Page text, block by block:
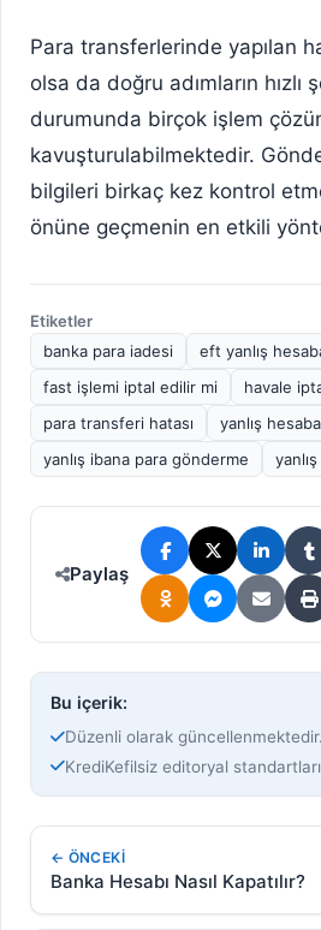
Para transferlerinde yapılan
olsa da doğru adımların hızlı
durumunda birçok işlem
kavuşturulabilmektedir.
bilgileri birkaç kez kontrol
önüne geçmenin en etkili
Etiketler
banka para iadesi
eft yanlış
fast işlemi iptal edilir mi
havale
para transferi hatası
yanlış
yanlış ibana para gönderme
Paylaş
Bu içerik:
Düzenli olarak güncellenmektedir.
KrediKefilsiz editoryal
← ÖNCEKI
Banka Hesabı Nasıl Kapatılır?